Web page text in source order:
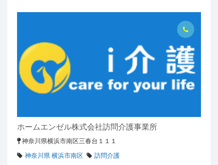
ホームエンゼル株式会社訪問介護事業所
神奈川県横浜市南区三春台１１１
神奈川県 横浜市南区
訪問介護